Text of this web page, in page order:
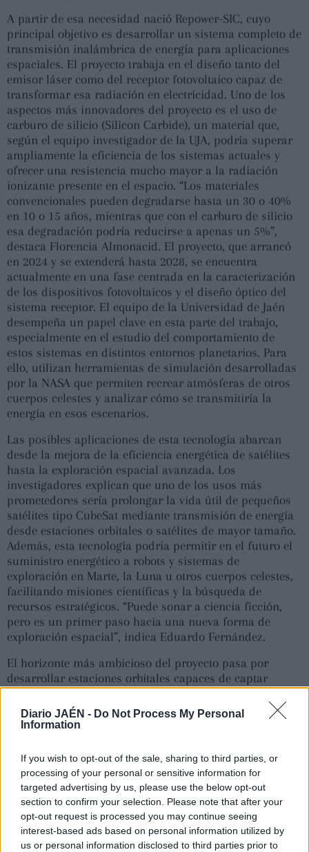
Diario JAÉN - Do Not Process My Personal
Information
If you wish to opt-out of the sale, sharing to third parties, or
processing of your personal or sensitive information for
targeted advertising by us, please use the below opt-out
section to confirm your selection. Please note that after your
opt-out request is processed you may continue seeing
interest-based ads based on personal information utilized by
us or personal information disclosed to third parties prior to
A partir de esa necesidad nació Repower-SIC, cuyo
principal objetivo es desarrollar un sistema completo de
transmisión inalámbrica de energía para aplicaciones
espaciales. El proyecto trabaja en el diseño tanto del
emisor láser como del receptor fotovoltaico capaz de
transformar esa radiación en electricidad. Uno de los
aspectos más innovadores del proyecto es el uso de
carburo de silicio (Silicon Carbide), un material que,
según el equipo investigador de la UJA, podría superar
ampliamente la eficiencia de los sistemas actuales y
ofrecer una resistencia mucho mayor a la radiación
ionizante presente en el espacio. “Los materiales
convencionales pueden degradarse hasta un 30 o 40%
en 10 o 15 años, mientras que con el carburo de silicio
esa degradación podría reducirse a apenas un 5%”,
destaca Florencia Almonacid. El proyecto, que arrancó
en 2024 y se extenderá hasta 2028, se encuentra
actualmente en una fase centrada en la caracterización
de los dispositivos fotovoltaicos y el diseño óptico del
sistema receptor. El equipo de la Universidad de Jaén
desempeña un papel clave en esta parte del trabajo,
especialmente en el estudio del comportamiento de
estos sistemas en distintos entornos planetarios. Para
ello, utilizan herramientas de simulación desarrolladas
por la NASA que permiten recrear atmósferas de otros
cuerpos celestes y analizar cómo se transmitiría la
energía en esos escenarios.
Las posibles aplicaciones de esta tecnología abarcan
desde la mejora de la eficiencia energética de satélites
hasta la exploración espacial avanzada. Los
investigadores explican que uno de los usos más
prometedores sería prolongar la vida útil de pequeños
satélites tipo CubeSat mediante transmisión de energía
desde estaciones orbitales o satélites de mayor tamaño.
Además, esta tecnología podría permitir en el futuro el
suministro energético a robots y sistemas de
exploración en Marte, la Luna u otros cuerpos celestes,
facilitando misiones científicas y la búsqueda de
recursos estratégicos. “Puede sonar a ciencia ficción,
pero es un primer paso hacia una nueva forma de
exploración espacial”, indica Eduardo Fernández.
El horizonte más ambicioso del proyecto pasa por
desarrollar estaciones orbitales capaces de captar
energía solar de forma continua y transmitirla a la
Tierra mediante láser, eliminando problemas como la
dependencia de la luz solar nocturna o las limitaciones
SIC, Europa busca posicionarse a la vanguardia de la
denominada “Wireless Power Transmission” o
transmisión remota de energía, un campo estratégico
para el futuro energético y espacial. En este contexto, la
Universidad de Jaén se sitúa como uno de los actores
destacados dentro de un proyecto que aspira a sentar
las bases tecnológicas de los próximos avances en